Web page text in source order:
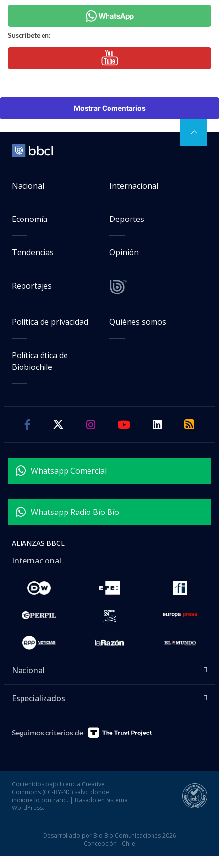
Suscríbete en:
Mostrar Comentarios
Nacional Internacional
Economía Deportes
Tendencias Opinión
Reportajes
Política de privacidad Quiénes somos
Política ética de
Biobiochile
Whatsapp Comercial
Whatsapp Radio Bío Bío
ALIANZAS BBCL
Internacional
Nacional
Especializados
Seguimos criterios de
Contenidos bajo licencia Creative
Commons (CC-BY-NC) salvo donde
indique lo contrario. | Basado en Sistema
WordPress.
Desarrollado por Bio Bio Comunicaciones 2026
Concepción - Chile